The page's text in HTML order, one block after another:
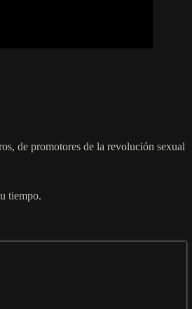
de promotores de la revolución sexual
tiempo.